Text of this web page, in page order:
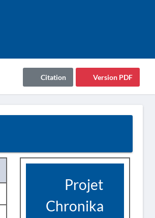
Version PDF
Citation
Projet
Chronika